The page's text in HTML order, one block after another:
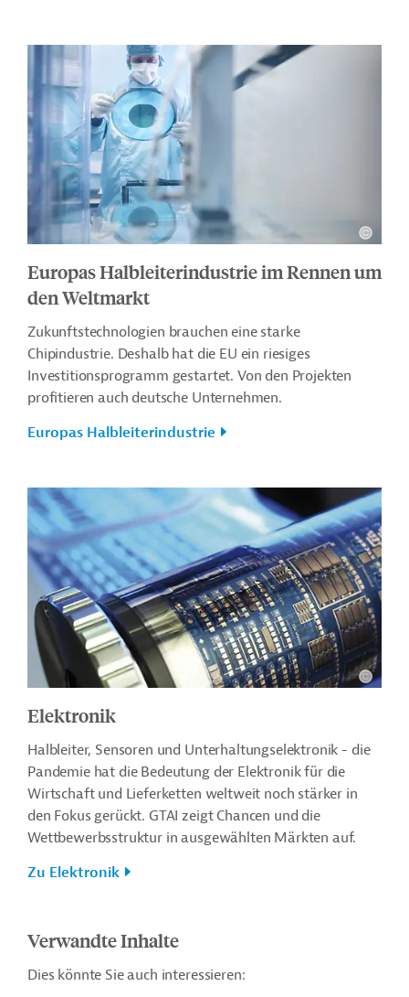
Europas Halbleiterindustrie im Rennen um
den Weltmarkt
Zukunftstechnologien brauchen eine starke
Chipindustrie. Deshalb hat die EU ein riesiges
Investitionsprogramm gestartet. Von den Projekten
profitieren auch deutsche Unternehmen.
Europas Halbleiterindustrie
Elektronik
Halbleiter, Sensoren und Unterhaltungselektronik - die
Pandemie hat die Bedeutung der Elektronik für die
Wirtschaft und Lieferketten weltweit noch stärker in
den Fokus gerückt. GTAI zeigt Chancen und die
Wettbewerbsstruktur in ausgewählten Märkten auf.
Zu Elektronik
Verwandte Inhalte
Dies könnte Sie auch interessieren: